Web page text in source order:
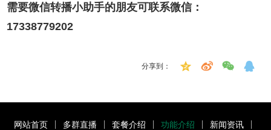
需要微信转播小助手的朋友可联系微信：
17338779202
分享到：
网站首页 多群直播 套餐介绍 功能介绍
新闻资讯